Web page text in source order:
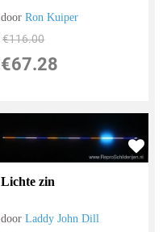
doorRon Kuiper
€116.00
€67.28
Lichte zin
doorLaddy John Dill